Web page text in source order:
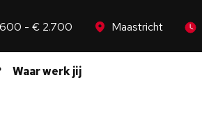
- € 2.700 Maastricht
Waar werk jij